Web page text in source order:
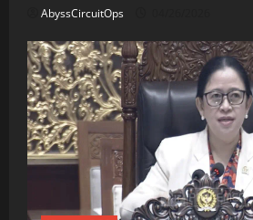
AbyssCircuitOps